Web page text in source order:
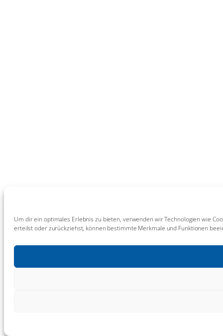
Um dir ein optimales Erlebnis zu bieten, verwenden wir Technologien wie
erteilst oder zurückziehst, können bestimmte Merkmale und Funktionen